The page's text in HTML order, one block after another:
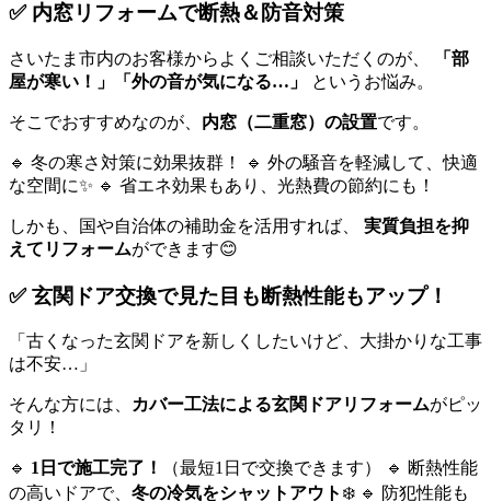
✅ 内窓リフォームで断熱＆防音対策
さいたま市内のお客様からよくご相談いただくのが、
「部
屋が寒い！」「外の音が気になる…」
というお悩み。
そこでおすすめなのが、 内窓（二重窓）の設置です。
🔹 冬の寒さ対策に効果抜群！ 🔹 外の騒音を軽減して、快適
な空間に✨ 🔹 省エネ効果もあり、光熱費の節約にも！
しかも、国や自治体の補助金を活用すれば、 実質負担を抑
えてリフォームができます😊
✅ 玄関ドア交換で見た目も断熱性能もアップ！
「古くなった玄関ドアを新しくしたいけど、大掛かりな工事
は不安…」
そんな方には、 カバー工法による玄関ドアリフォームがピッ
タリ！
🔹 1日で施工完了！
（最短1日で交換できます） 🔹 断熱性能
の高いドアで、 冬の冷気をシャットアウト ❄️ 🔹 防犯性能も